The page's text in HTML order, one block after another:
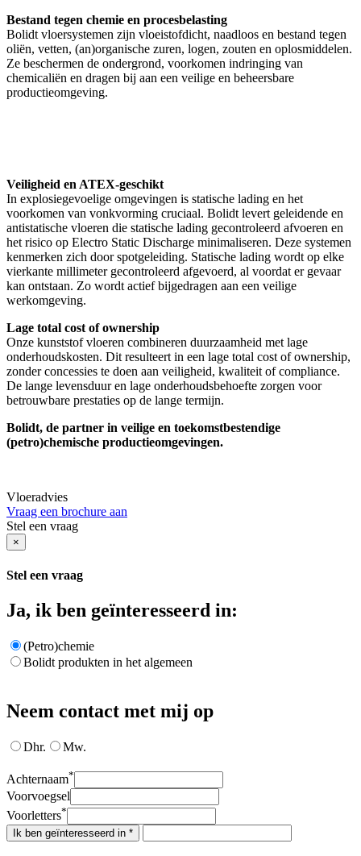
Bestand tegen chemie en procesbelasting
Bolidt vloersystemen zijn vloeistofdicht, naadloos en bestand tegen
oliën, vetten, (an)organische zuren, logen, zouten en oplosmiddelen.
Ze beschermen de ondergrond, voorkomen indringing van
chemicaliën en dragen bij aan een veilige en beheersbare
productieomgeving.
Veiligheid en ATEX-geschikt
In explosiegevoelige omgevingen is statische lading en het
voorkomen van vonkvorming cruciaal. Bolidt levert geleidende en
antistatische vloeren die statische lading gecontroleerd afvoeren en
het risico op Electro Static Discharge minimaliseren. Deze systemen
kenmerken zich door spotgeleiding. Statische lading wordt op elke
vierkante millimeter gecontroleerd afgevoerd, al voordat er gevaar
kan ontstaan. Zo wordt actief bijgedragen aan een veilige
werkomgeving.
Lage total cost of ownership
Onze kunststof vloeren combineren duurzaamheid met lage
onderhoudskosten. Dit resulteert in een lage total cost of ownership,
zonder concessies te doen aan veiligheid, kwaliteit of compliance.
De lange levensduur en lage onderhoudsbehoefte zorgen voor
betrouwbare prestaties op de lange termijn.
Bolidt, de partner in veilige en toekomstbestendige
(petro)chemische productieomgevingen.
Vloeradvies
Vraag een brochure aan
Stel een vraag
×
Stel een vraag
Ja, ik ben geïnteresseerd in:
(Petro)chemie
Bolidt produkten in het algemeen
Neem contact met mij op
Dhr. Mw.
Achternaam*
Voorvoegsel
Voorletters*
Ik ben geïnteresseerd in *